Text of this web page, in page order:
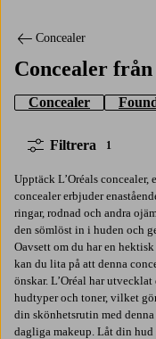
Concealer
Concealer från
Concealer
Filtrera 1
Upptäck L’Oréals
concealer erbjuder
ringar, rodnad och andra
den sömlöst in i huden och
Oavsett om du har en
kan du lita på att denna
önskar. L’Oréal har
hudtyper och toner, vilket
din skönhetsrutin med
dagliga makeup. Låt din